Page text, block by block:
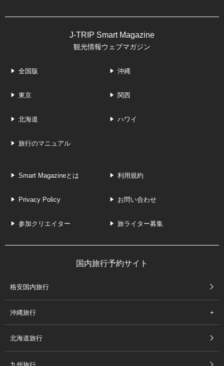
J-TRIP Smart Magazine
観光情報ウェブマガジン
全国版 沖縄
東京 関西
北海道 ハワイ
旅行のマニュアル
Smart Magazineとは 利用規約
Privacy Policy お問い合わせ
参加クリエイター 旅ライター募集
国内旅行予約サイト
格安国内旅行
沖縄旅行
北海道旅行